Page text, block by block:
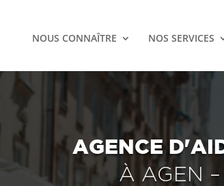
NOUS CONNAÎTRE NOS SERVICES
AGENCE
À AGEN –